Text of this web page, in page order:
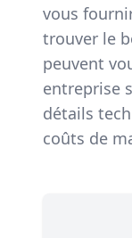
vous
trouver le
peuvent
entreprise
détails
coûts de